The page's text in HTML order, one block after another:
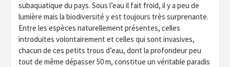
subaquatique du pays. Sous l’eau il fait froid, il y a peu de
lumière mais la biodiversité y est toujours très surprenante.
Entre les espèces naturellement présentes, celles
introduites volontairement et celles qui sont invasives,
chacun de ces petits trous d’eau, dont la profondeur peu
tout de même dépasser 50 m, constitue un véritable paradis